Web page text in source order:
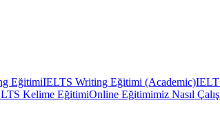
EğitimiIELTS Writing Eğitimi (Academic)
Kelime EğitimiOnline Eğitimimiz Nasıl